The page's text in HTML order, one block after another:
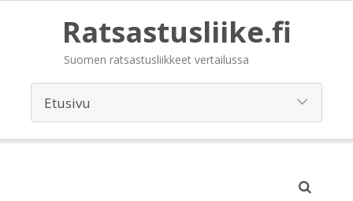
Ratsastusliike.fi
Suomen ratsastusliikkeet vertailussa